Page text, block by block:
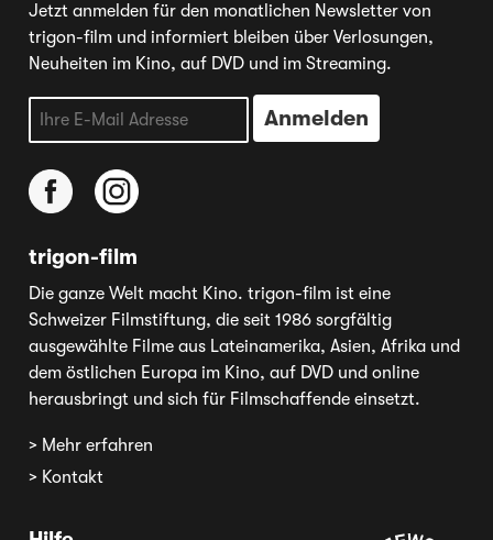
Jetzt anmelden für den monatlichen Newsletter von
trigon-film und informiert bleiben über Verlosungen,
Neuheiten im Kino, auf DVD und im Streaming.
trigon-film
Die ganze Welt macht Kino. trigon-film ist eine
Schweizer Filmstiftung, die seit 1986 sorgfältig
ausgewählte Filme aus Lateinamerika, Asien, Afrika und
dem östlichen Europa im Kino, auf DVD und online
herausbringt und sich für Filmschaffende einsetzt.
> Mehr erfahren
> Kontakt